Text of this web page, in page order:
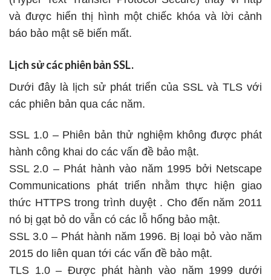
và được hiển thị hình một chiếc khóa và lời cảnh
báo bảo mật sẽ biến mất.
Lịch sử các phiên bản SSL.
Dưới đây là lịch sử phát triển của SSL và TLS với
các phiên bản qua các năm.
SSL 1.0 – Phiên bản thử nghiệm không được phát
hành công khai do các vấn đề bảo mật.
SSL 2.0 – Phát hành vào năm 1995 bởi Netscape
Communications phát triển nhằm thực hiện giao
thức HTTPS trong trình duyệt . Cho đến năm 2011
nó bị gạt bỏ do vẫn có các lỗ hổng bảo mật.
SSL 3.0 – Phát hành năm 1996. Bị loại bỏ vào năm
2015 do liên quan tới các vấn đề bảo mật.
TLS 1.0 – Được phát hành vào năm 1999 dưới